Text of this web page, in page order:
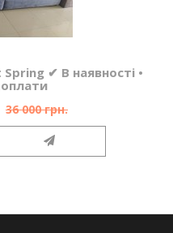
✔ В наявності •
36 000 грн.